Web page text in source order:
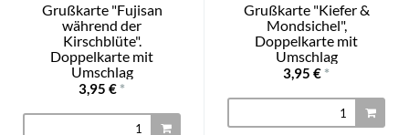
Grußkarte "Fujisan
während der
Kirschblüte".
Doppelkarte mit
Umschlag
3,95 € *
Grußkarte "Kiefer &
Mondsichel",
Doppelkarte mit
Umschlag
3,95 € *